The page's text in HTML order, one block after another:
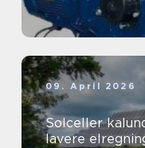
09. April 2026
Solceller kalundborg
lavere